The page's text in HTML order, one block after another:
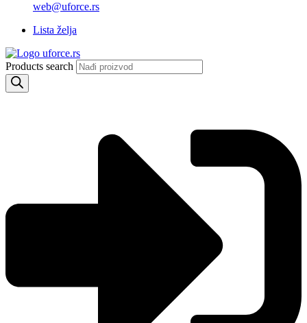
web@uforce.rs
Lista želja
Products search